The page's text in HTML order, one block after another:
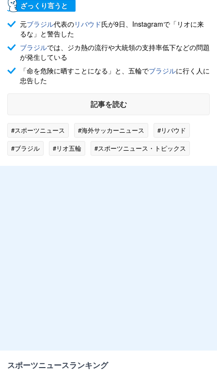
ざっくり言うと
元ブラジル代表のリバウド氏が9日、Instagramで「リオに来
るな」と警告した
ブラジルでは、ジカ熱の流行や大統領の支持率低下などの問題
が発生している
「命を危険に晒すことになる」と、五輪でブラジルに行く人に
忠告した
記事を読む
#スポーツニュース #海外サッカーニュース
#リバウド
#ブラジル
#リオ五輪 #スポーツニュース・トピックス
スポーツニュースランキング